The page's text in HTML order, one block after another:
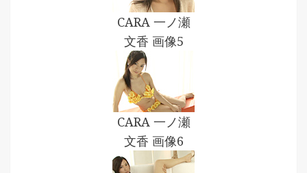
CARA 一ノ瀬
文香 画像5
CARA 一ノ瀬
文香 画像6